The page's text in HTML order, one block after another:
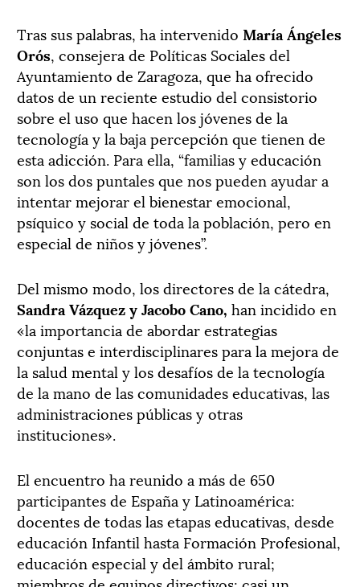
Tras sus palabras, ha intervenido María Ángeles
Orós, consejera de Políticas Sociales del
Ayuntamiento de Zaragoza, que ha ofrecido
datos de un reciente estudio del consistorio
sobre el uso que hacen los jóvenes de la
tecnología y la baja percepción que tienen de
esta adicción. Para ella, “familias y educación
son los dos puntales que nos pueden ayudar a
intentar mejorar el bienestar emocional,
psíquico y social de toda la población, pero en
especial de niños y jóvenes”.
Del mismo modo, los directores de la cátedra,
Sandra Vázquez y Jacobo Cano, han incidido en
«la importancia de abordar estrategias
conjuntas e interdisciplinares para la mejora de
la salud mental y los desafíos de la tecnología
de la mano de las comunidades educativas, las
administraciones públicas y otras
instituciones».
El encuentro ha reunido a más de 650
participantes de España y Latinoamérica:
docentes de todas las etapas educativas, desde
educación Infantil hasta Formación Profesional,
educación especial y del ámbito rural;